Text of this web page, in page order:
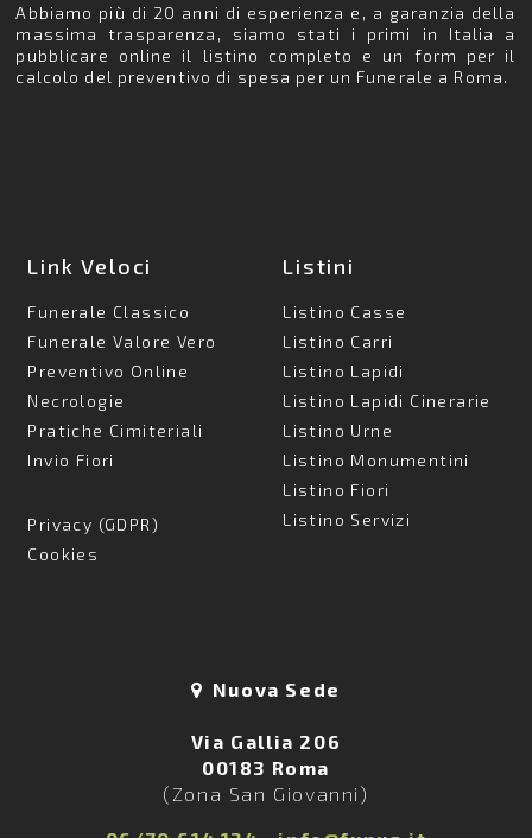
Abbiamo più di 20 anni di esperienza e, a garanzia della
massima trasparenza, siamo stati i primi in Italia a
pubblicare online il listino completo e un form per il
calcolo del preventivo di spesa per un Funerale a Roma.
Link Veloci
Funerale Classico
Funerale Valore Vero
Preventivo Online
Necrologie
Pratiche Cimiteriali
Invio Fiori
Privacy (GDPR)
Cookies
Listini
Listino Casse
Listino Carri
Listino Lapidi
Listino Lapidi Cinerarie
Listino Urne
Listino Monumentini
Listino Fiori
Listino Servizi
Nuova Sede
Via Gallia 206
00183 Roma
(Zona San Giovanni)